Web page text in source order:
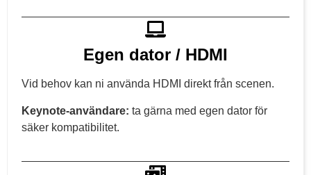
Egen dator / HDMI
Vid behov kan ni använda HDMI direkt från scenen.
Keynote-användare: ta gärna med egen dator för
säker kompatibilitet.